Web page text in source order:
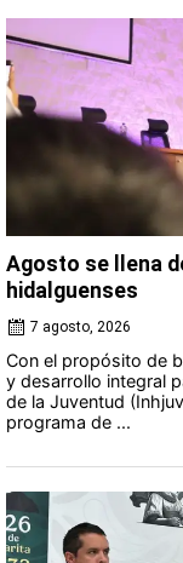
Agosto se llena
hidalguenses
7 agosto, 2026
Con el propósito de
y desarrollo integral
de la Juventud
programa de ...